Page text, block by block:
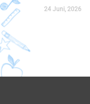
24 Juni, 2026